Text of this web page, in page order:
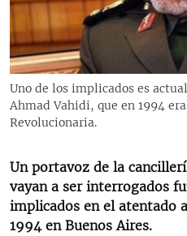
RADIO MARTÍ
ESPECIALES
ESPECIALES
LA REALIDAD DE LA
SER VIEJO EN CUBA
KENTU-CUBANO
LOS SANTOS DE HIALEAH
DESINFORMACIÓN RUSA EN
MULTIMEDIA
EDITORIALES
Uno de los implicados es
Ahmad Vahidi, que en 1994
Revolucionaria.
Un portavoz de la
vayan a ser interrogados
implicados en el atentado
1994 en Buenos Aires.